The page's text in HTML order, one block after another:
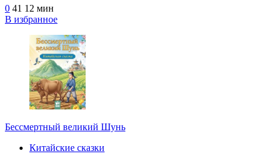
0 41 12 мин
В избранное
Бессмертный великий Шунь
Китайские сказки